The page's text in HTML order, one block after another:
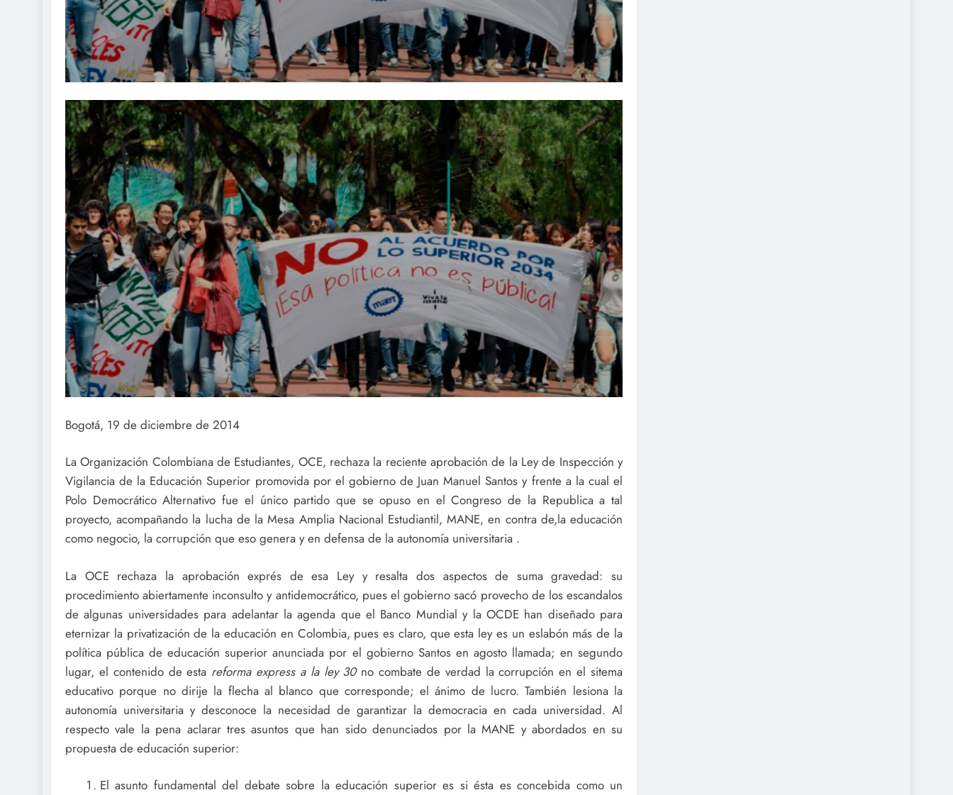
Bogotá, 19 de diciembre de 2014
La Organización Colombiana de Estudiantes, OCE, rechaza la reciente aprobación de la Ley de Inspección y
Vigilancia de la Educación Superior promovida por el gobierno de Juan Manuel Santos y frente a la cual el
Polo Democrático Alternativo fue el único partido que se opuso en el Congreso de la Republica a tal
proyecto, acompañando la lucha de la Mesa Amplia Nacional Estudiantil, MANE, en contra de,la educación
como negocio, la corrupción que eso genera y en defensa de la autonomía universitaria .
La OCE rechaza la aprobación exprés de esa Ley y resalta dos aspectos de suma gravedad: su
procedimiento abiertamente inconsulto y antidemocrático, pues el gobierno sacó provecho de los escandalos
de algunas universidades para adelantar la agenda que el Banco Mundial y la OCDE han diseñado para
eternizar la privatización de la educación en Colombia, pues es claro, que esta ley es un eslabón más de la
política pública de educación superior anunciada por el gobierno Santos en agosto llamada; en segundo
lugar, el contenido de esta reforma express a la ley 30no combate de verdad la corrupción en el sitema
educativo porque no dirije la flecha al blanco que corresponde; el ánimo de lucro. También lesiona la
autonomía universitaria y desconoce la necesidad de garantizar la democracia en cada universidad. Al
respecto vale la pena aclarar tres asuntos que han sido denunciados por la MANE y abordados en su
propuesta de educación superior:
El asunto fundamental del debate sobre la educación superior es si ésta es concebida como un